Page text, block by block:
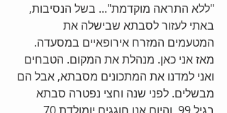
"ללא התראה מוקדמת"... בשל הנסיבות,
באתי לעזור לסבתא שבישלה את
המטעמים המזרח אירופאיים במסעדה.
מאז אני כאן. מנהלת את המקום. הטבחים
ואני למדנו את המתכונים מסבתא, אבל הם
מבשלים. לפני שנה וחצי נפטרה סבתא